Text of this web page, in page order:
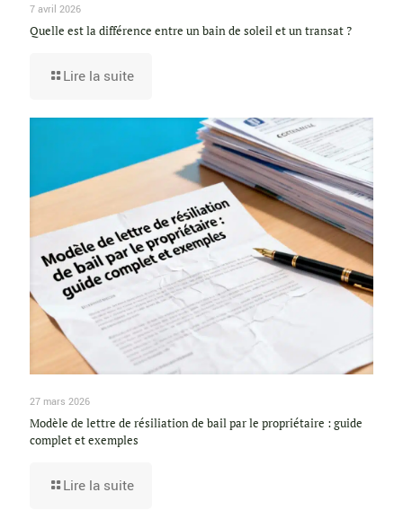
7 avril 2026
Quelle est la différence entre un bain de soleil et un transat ?
Lire la suite
27 mars 2026
Modèle de lettre de résiliation de bail par le propriétaire : guide
complet et exemples
Lire la suite